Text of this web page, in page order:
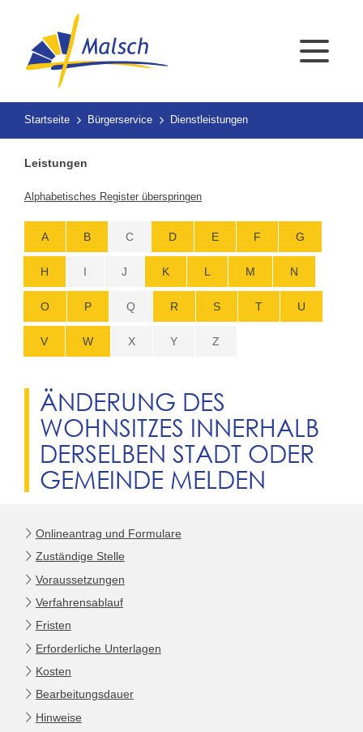
Startseite Bürgerservice Dienstleistungen
Leistungen
Alphabetisches Register überspringen
A B C D E F G
H I J K L M N
O P Q R S T U
V W X Y Z
ÄNDERUNG DES
WOHNSITZES INNERHALB
DERSELBEN STADT ODER
GEMEINDE MELDEN
Onlineantrag und Formulare
Zuständige Stelle
Voraussetzungen
Verfahrensablauf
Fristen
Erforderliche Unterlagen
Kosten
Bearbeitungsdauer
Hinweise